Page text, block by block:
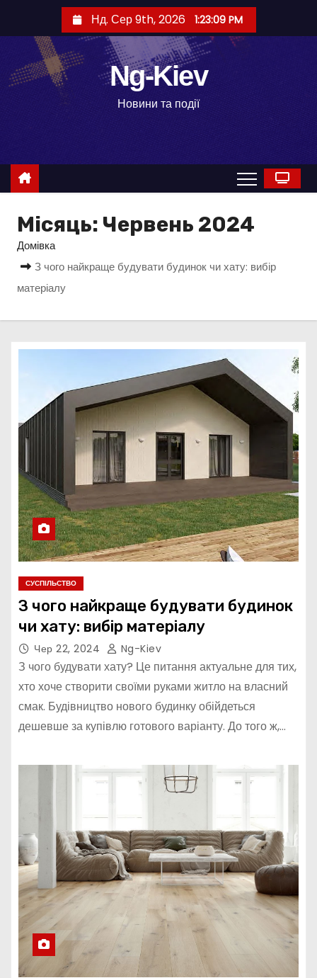
й
о
Нд. Сер 9th, 2026 1:23:10 PM
Ng-Kiev
Новини та події
Місяць: Червень 2024
Домівка
З чого найкраще будувати будинок чи хату: вибір
матеріалу
СУСПІЛЬСТВО
З чого найкраще будувати будинок
чи хату: вибір матеріалу
Чер 22, 2024 Ng-Kiev
З чого будувати хату? Це питання актуальне для тих,
хто хоче створити своїми руками житло на власний
смак. Будівництво нового будинку обійдеться
дешевше за купівлю готового варіанту. До того ж,…